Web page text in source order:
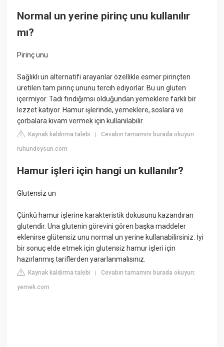
Normal un yerine pirinç unu kullanılır
mı?
Pirinç unu
Sağlıklı un alternatifi arayanlar özellikle esmer pirinçten
üretilen tam pirinç ununu tercih ediyorlar. Bu un gluten
içermiyor. Tadı fındığımsı olduğundan yemeklere farklı bir
lezzet katıyor. Hamur işlerinde, yemeklere, soslara ve
çorbalara kıvam vermek için kullanılabilir.
Kaynak kaldırma talebi |Cevabın tamamını burada okuyun:
ruhundoysun.com
Hamur işleri için hangi un kullanılır?
Glutensiz un
Çünkü hamur işlerine karakteristik dokusunu kazandıran
glutendir. Una glutenin görevini gören başka maddeler
eklenirse glütensiz unu normal un yerine kullanabilirsiniz. İyi
bir sonuç elde etmek için glutensiz hamur işleri için
hazırlanmış tariflerden yararlanmalısınız.
Kaynak kaldırma talebi |Cevabın tamamını burada okuyun:
yemek.com